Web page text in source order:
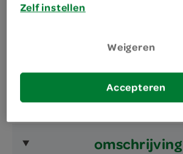
omschrijving
Zelf instellen
Weigeren
Accepteren